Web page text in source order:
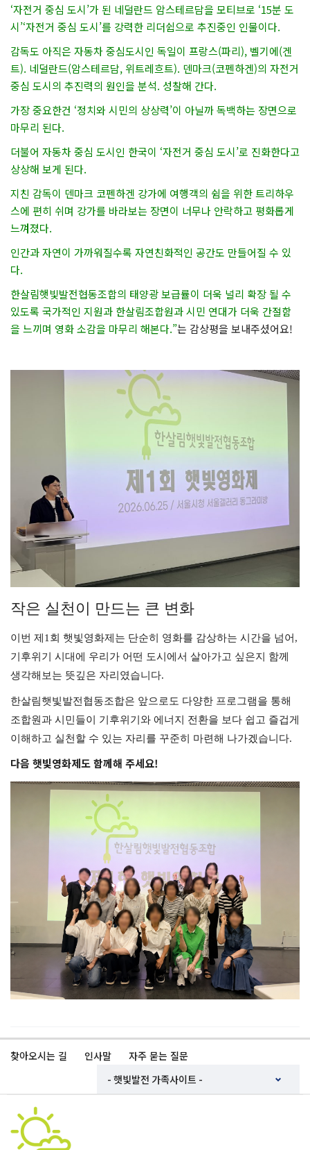
‘자전거 중심 도시’가 된 네덜란드 암스테르담을 모티브로 ‘15분 도
시’‘자전거 중심 도시’를 강력한 리더쉽으로 추진중인 인물이다.
감독도 아직은 자동차 중심도시인 독일이 프랑스(파리), 벨기에(겐
트). 네덜란드(암스테르담, 위트레흐트). 덴마크(코펜하겐)의 자전거
중심 도시의 추진력의 원인을 분석. 성찰해 간다.
가장 중요한건 ‘정치와 시민의 상상력’이 아닐까 독백하는 장면으로
마무리 된다.
더불어 자동차 중심 도시인 한국이 ‘자전거 중심 도시’로 진화한다고
상상해 보게 된다.
지친 감독이 덴마크 코펜하겐 강가에 여행객의 쉼을 위한 트리하우
스에 편히 쉬며 강가를 바라보는 장면이 너무나 안락하고 평화롭게
느껴졌다.
인간과 자연이 가까워질수록 자연친화적인 공간도 만들어질 수 있
다.
한살림햇빛발전협동조합의 태양광 보급률이 더욱 널리 확장 될 수
있도록 국가적인 지원과 한살림조합원과 시민 연대가 더욱 간절함
을 느끼며 영화 소감을 마무리 해본다.”는 감상평을 보내주셨어요!
작은 실천이 만드는 큰 변화
이번 제1회 햇빛영화제는 단순히 영화를 감상하는 시간을 넘어,
기후위기 시대에 우리가 어떤 도시에서 살아가고 싶은지 함께
생각해보는 뜻깊은 자리였습니다.
한살림햇빛발전협동조합은 앞으로도 다양한 프로그램을 통해
조합원과 시민들이 기후위기와 에너지 전환을 보다 쉽고 즐겁게
이해하고 실천할 수 있는 자리를 꾸준히 마련해 나가겠습니다.
다음 햇빛영화제도 함께해 주세요!
찾아오시는 길 인사말 자주 묻는 질문